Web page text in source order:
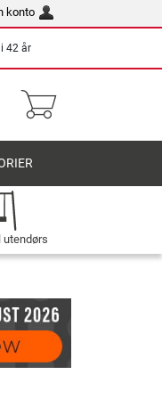
konto
42 år
utendørs